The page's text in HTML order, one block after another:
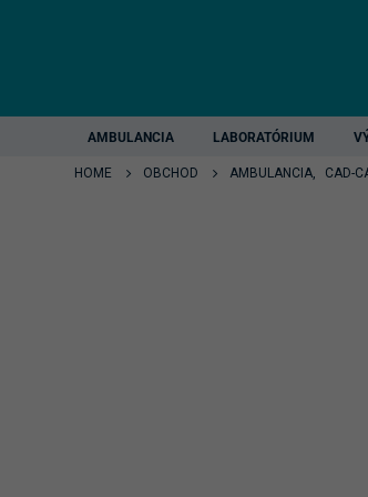
AMBULANCIA LABORATÓRIUM
HOME OBCHOD AMBULANCIA, CAD-